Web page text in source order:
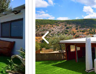
קומקום חשמלי
כיור